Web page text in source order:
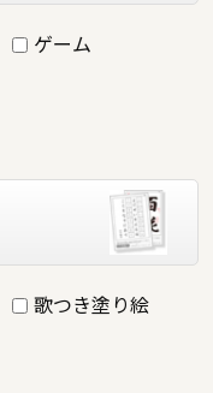
ゲーム
歌つき塗り絵